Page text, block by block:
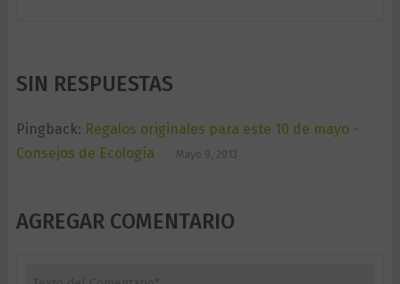
SIN RESPUESTAS
Pingback: Regalos originales para este 10 de mayo -
Consejos de Ecología
Mayo 9, 2013
AGREGAR COMENTARIO